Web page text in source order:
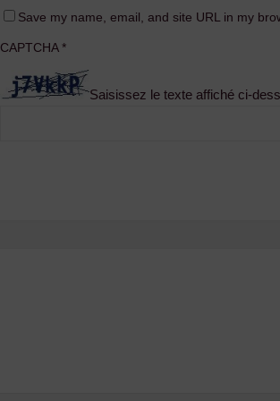
Save my name, email, and site URL in my
CAPTCHA*
Saisissez le texte affiché ci-